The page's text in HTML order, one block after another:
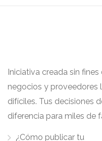
Iniciativa creada sin
negocios y proveedores
difíciles. Tus decisiones
diferencia para miles de
¿Cómo publicar tu